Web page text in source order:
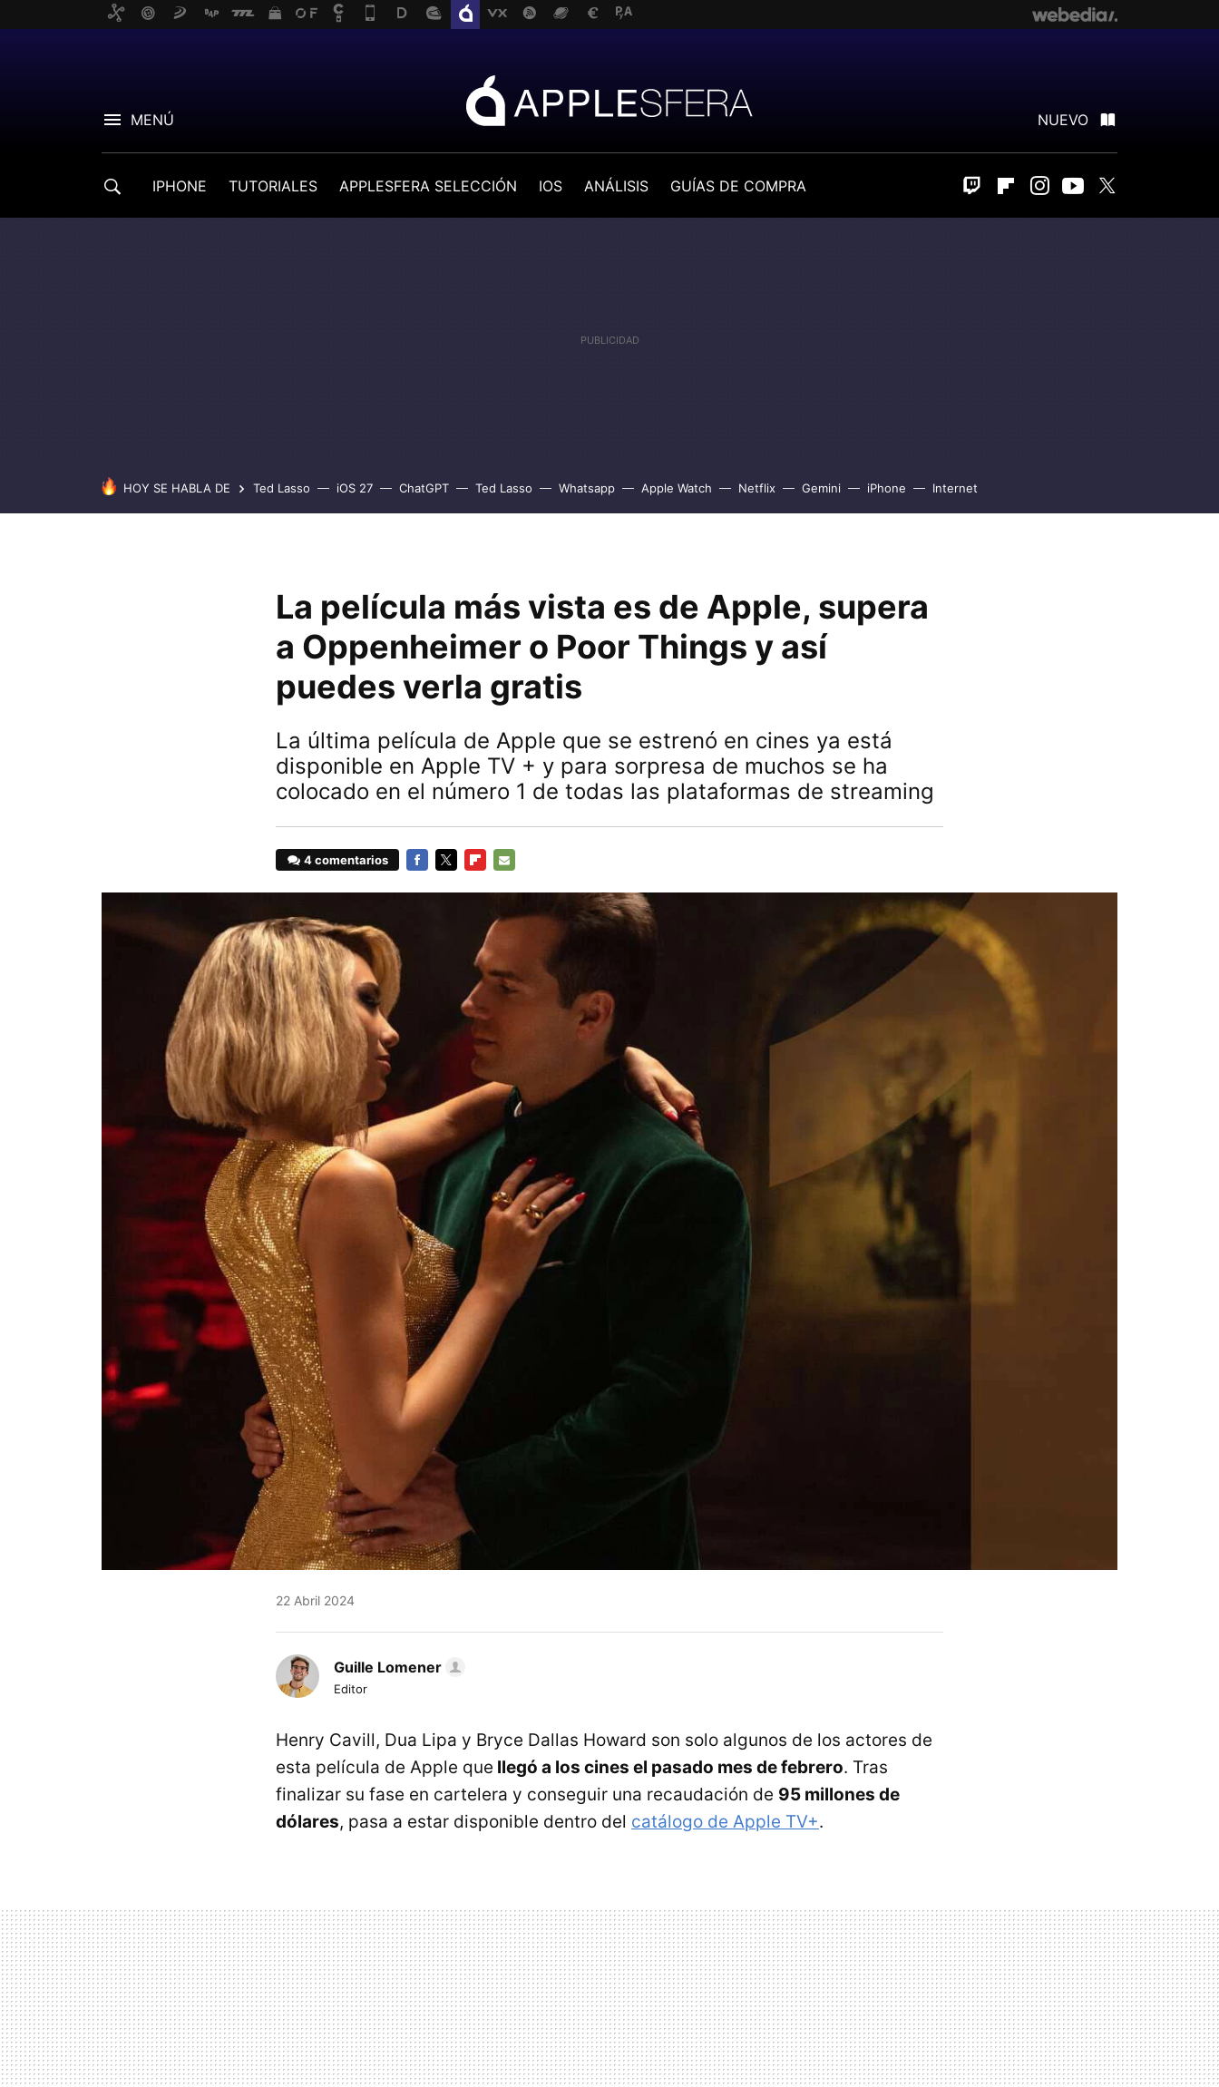
MENÚ NUEVO
IPHONE TUTORIALES APPLESFERA SELECCIÓN IOS ANÁLISIS GUÍAS DE COMPRA Twitch FlipboardInstagram
Youtube
HOY SE HABLA DE Ted Lasso iOS 27 ChatGPT Ted Lasso Whatsapp Apple Watch Netflix Gemini iPhone Internet
La película más vista es de Apple, supera
a Oppenheimer o Poor Things y así
puedes verla gratis
La última película de Apple que se estrenó en cines ya está
disponible en Apple TV + y para sorpresa de muchos se ha
colocado en el número 1 de todas las plataformas de streaming
4 comentarios
22 Abril 2024
Guille Lomener
Editor
Henry Cavill, Dua Lipa y Bryce Dallas Howard son solo algunos de los actores de
esta película de Apple que llegó a los cines el pasado mes de febrero. Tras
finalizar su fase en cartelera y conseguir una recaudación de 95 millones de
dólares, pasa a estar disponible dentro del catálogo de Apple TV+.